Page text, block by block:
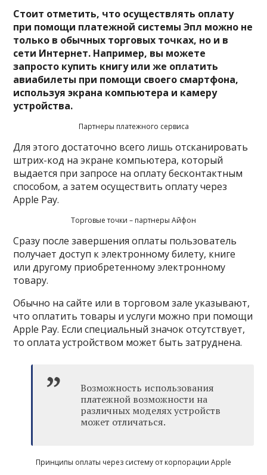
Стоит отметить, что осуществлять оплату
при помощи платежной системы Эпл можно не
только в обычных торговых точках, но и в
сети Интернет. Например, вы можете
запросто купить книгу или же оплатить
авиабилеты при помощи своего смартфона,
используя экрана компьютера и камеру
устройства.
Партнеры платежного сервиса
Для этого достаточно всего лишь отсканировать
штрих-код на экране компьютера, который
выдается при запросе на оплату бесконтактным
способом, а затем осуществить оплату через
Apple Pay.
Торговые точки – партнеры Айфон
Сразу после завершения оплаты пользователь
получает доступ к электронному билету, книге
или другому приобретенному электронному
товару.
Обычно на сайте или в торговом зале указывают,
что оплатить товары и услуги можно при помощи
Apple Pay. Если специальный значок отсутствует,
то оплата устройством может быть затруднена.
Возможность использования
платежной возможности на
различных моделях устройств
может отличаться.
Принципы оплаты через систему от корпорации Apple